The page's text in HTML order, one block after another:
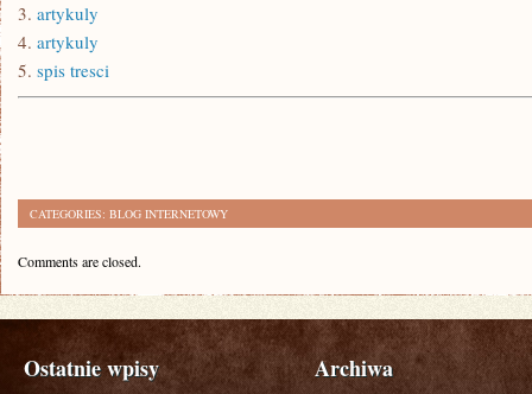
3. artykuly
4. artykuly
5. spis tresci
CATEGORIES: BLOG INTERNETOWY
Comments are closed.
Ostatnie wpisy Archiwa